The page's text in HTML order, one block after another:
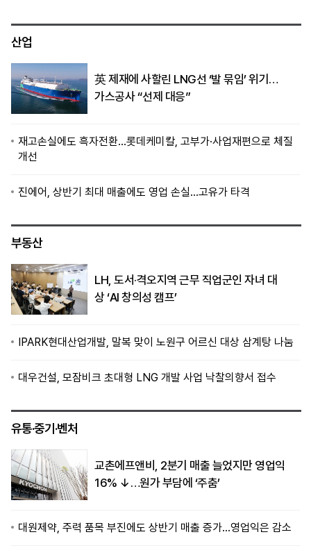
산업
英 제재에 사할린 LNG선 ‘발 묶임’ 위기…
가스공사 “선제 대응”
재고손실에도 흑자전환…롯데케미칼, 고부가·사업재편으로 체질
개선
진에어, 상반기 최대 매출에도 영업 손실…고유가 타격
부동산
LH, 도서·격오지역 근무 직업군인 자녀 대
상 ‘AI 창의성 캠프’
IPARK현대산업개발, 말복 맞이 노원구 어르신 대상 삼계탕 나눔
대우건설, 모잠비크 초대형 LNG 개발 사업 낙찰의향서 접수
유통·중기·벤처
교촌에프앤비, 2분기 매출 늘었지만 영업익
16% ↓…원가 부담에 ‘주춤’
대원제약, 주력 품목 부진에도 상반기 매출 증가…영업익은 감소